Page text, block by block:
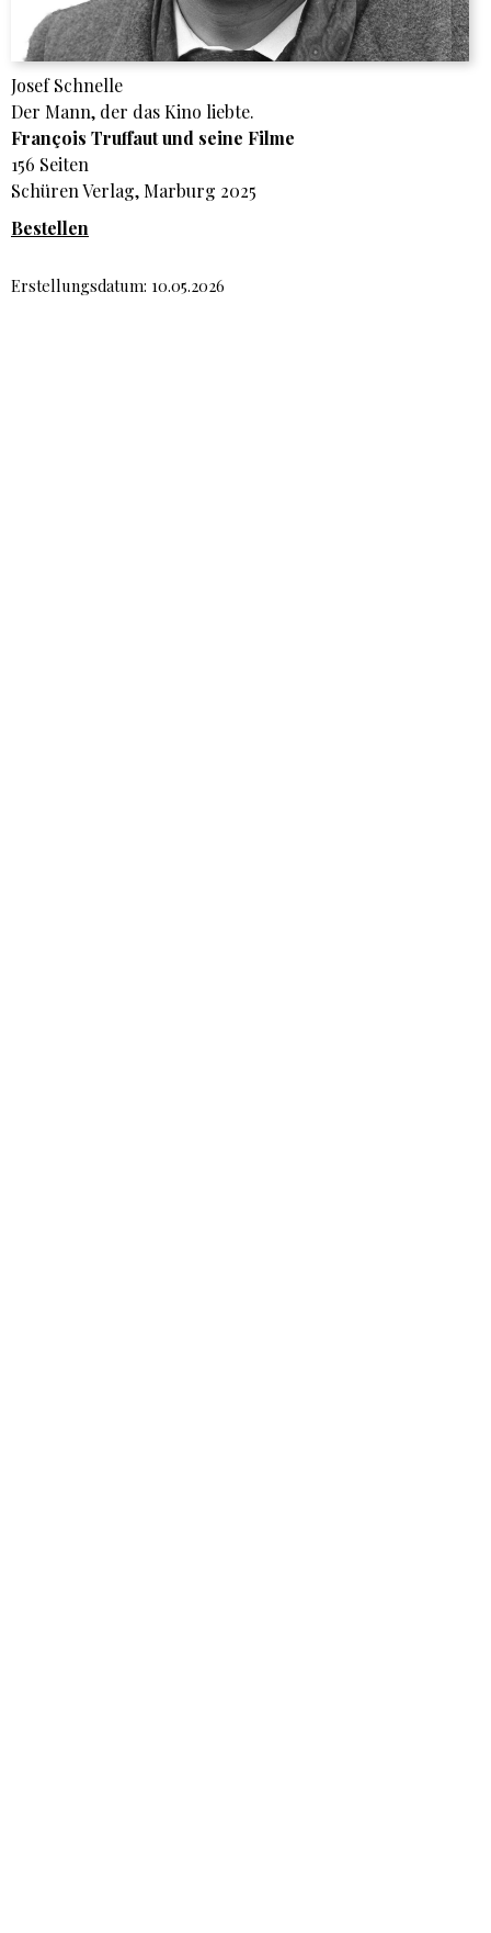
Josef Schnelle
Der Mann, der das Kino liebte.
François Truffaut und seine Filme
156 Seiten
Schüren Verlag, Marburg 2025
Bestellen
Erstellungsdatum: 10.05.2026